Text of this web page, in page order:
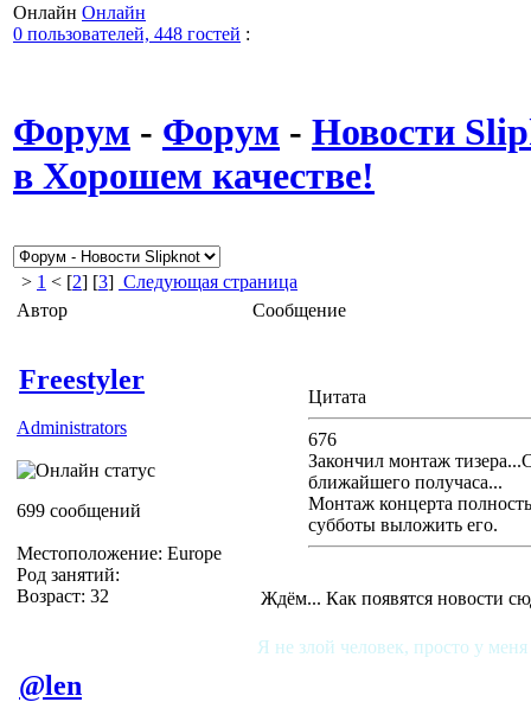
Онлайн Онлайн
0 пользователей, 448 гостей :
Форум - Форум - Новости
в Хорошем качестве!
> 1 < [2] [3] Следующая страница
Автор
Сообщение
Freestyler
Administrators
699 сообщений
Местоположение: Europe
Род занятий:
Возраст: 32
Цитата
676
Закончил монтаж
ближайшего получаса...
Монтаж концерта
субботы выложить его.
Ждём... Как появятся новости
Я не злой человек, просто у
@len